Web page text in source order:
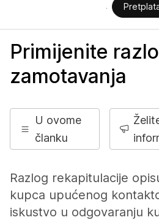
Primijenite
zamotavanja
U ovome
članku
Razlog rekapitulacije
kupca upućenog
iskustvo u odgovaranju